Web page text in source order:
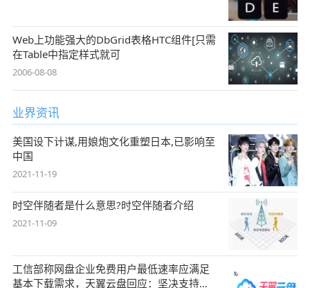
Web上功能强大的DbGrid表格HTC组件[只需
在Table中指定样式就可
2006-08-08
业界资讯
美国设下计谋,用娘炮文化重塑日本,已影响至
中国
2021-11-19
时空伴随者是什么意思?时空伴随者介绍
2021-11-09
工信部称网盘企业免费用户最低速率应满足
基本下载需求，天翼云盘回应：坚决支持，